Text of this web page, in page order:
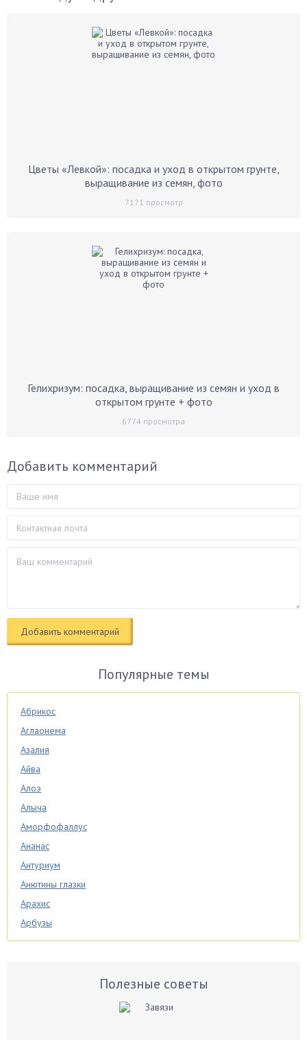
Цветы «Левкой»: посадка и уход в открытом грунте,
выращивание из семян, фото
7171 просмотр
Гелихризум: посадка, выращивание из семян и уход в
открытом грунте + фото
6774 просмотра
Добавить комментарий
Популярные темы
Абрикос
Аглаонема
Азалия
Айва
Алоэ
Алыча
Аморфофаллус
Ананас
Антуриум
Анютины глазки
Арахис
Арбузы
Аспарагус
Полезные советы